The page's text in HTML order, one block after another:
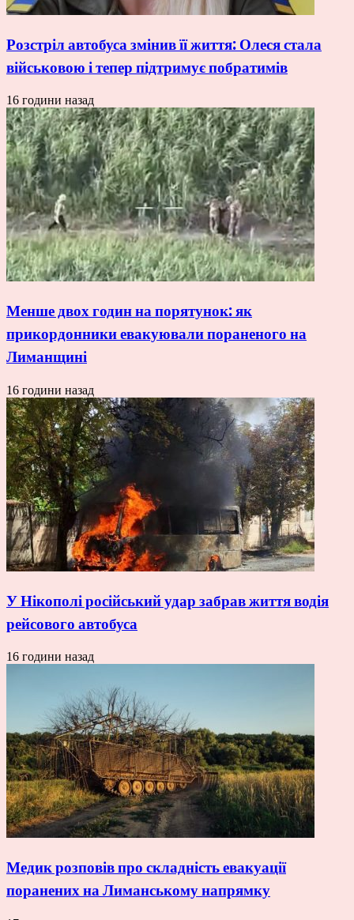
Розстріл автобуса змінив її життя: Олеся стала
військовою і тепер підтримує побратимів
16 години назад
Менше двох годин на порятунок: як
прикордонники евакуювали пораненого на
Лиманщині
16 години назад
У Нікополі російський удар забрав життя водія
рейсового автобуса
16 години назад
Медик розповів про складність евакуації
поранених на Лиманському напрямку